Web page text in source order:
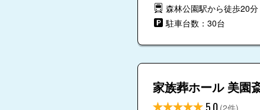
森林公園駅から徒歩20分
駐車台数：30台
家族葬ホール 美園
(2件)